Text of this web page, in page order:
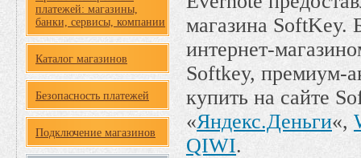
платежей: магазины,
банки, сервисы, компании
Каталог магазинов
Безопасность платежей
Подключение магазинов
магазина SoftKey.
интернет-
Softkey, премиум-
купить на сайте
«Яндекс.Деньги«,
QIWI.